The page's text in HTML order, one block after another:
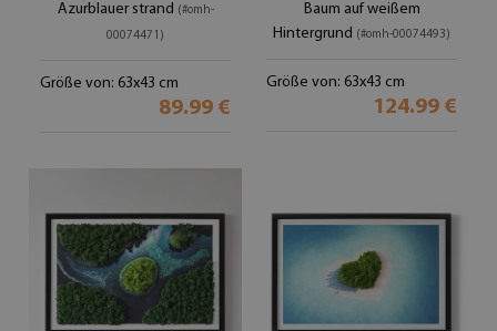
Azurblauer strand (#omh-
00074471)
Größe von: 63x43 cm
89.99 €
Baum auf weißem
Hintergrund (#omh-00074493)
Größe von: 63x43 cm
124.99 €